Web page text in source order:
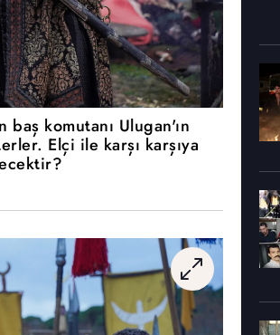
baş komutanı Ulugan'ın
Elçi ile karşı karşıya